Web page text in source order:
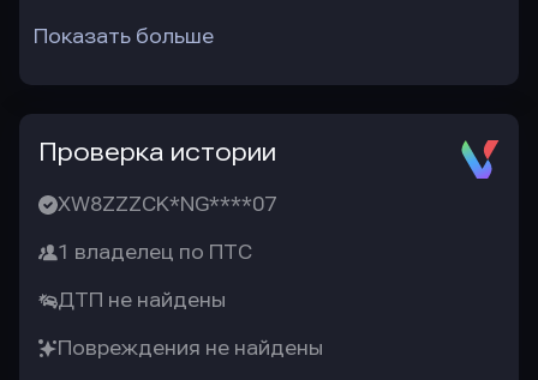
Показать больше
Проверка истории
XW8ZZZCK*NG****07
1 владелец по ПТС
ДТП не найдены
Повреждения не найдены